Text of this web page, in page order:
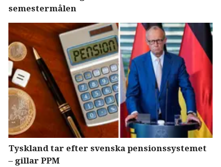
semestermålen
Tyskland tar efter svenska pensionssystemet
– gillar PPM